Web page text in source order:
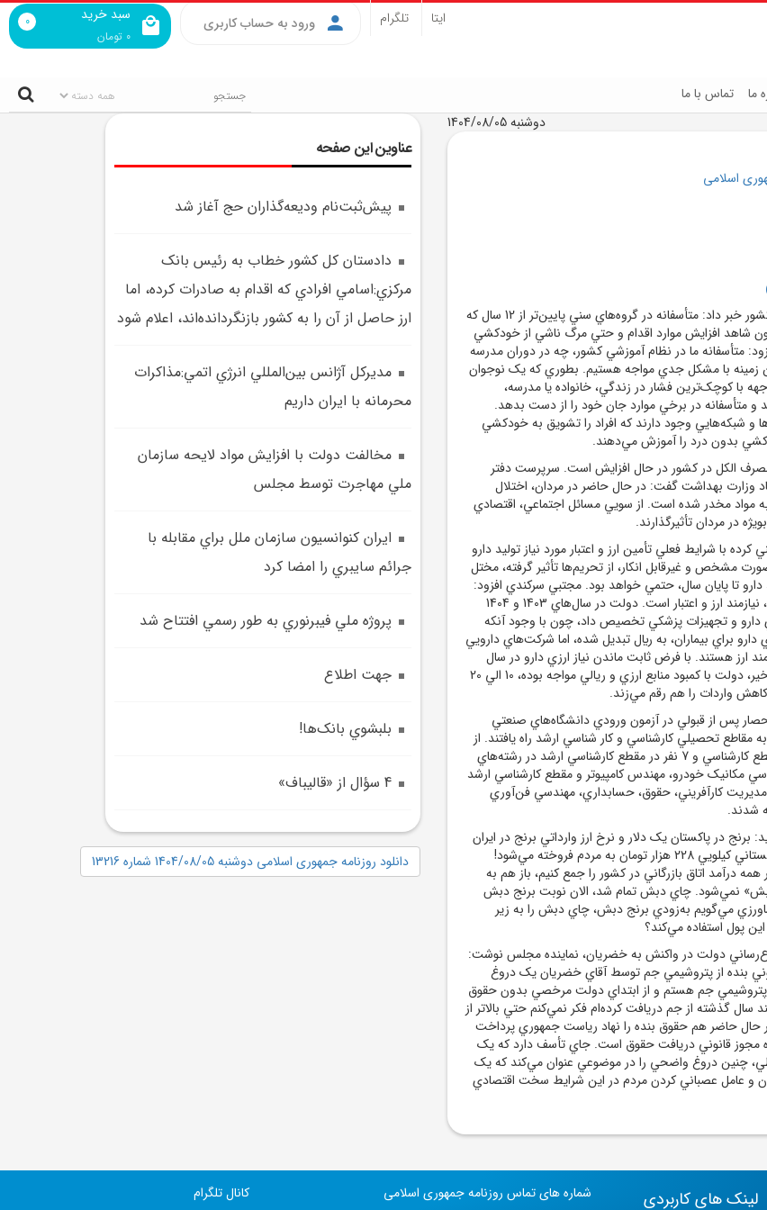
سبد خرید
0 تومان
0 ورود به حساب کاربری ایتا تلگرام
ما تماس با ما
دوشنبه 1404/08/05
اسلامی
*رئيس سازمان امور اجتماعي کشور خبر داد: متأسفانه در گروه‌هاي سني پايين‌تر از 12 سال که
شاهد افزايش موارد اقدام و حتي مرگ ناشي از خودکشي
متأسفانه ما در نظام آموزشي کشور، چه در دوران مدرسه
زمينه با مشکل جدي مواجه هستيم. بطوري که يک نوجوان
با کوچک‌ترين فشار در زندگي، خانواده يا مدرسه،
و متأسفانه در برخي موارد جان خود را از دست بدهد.
و شبکه‌هايي وجود دارند که افراد را تشويق به خودکشي
بدون درد را آموزش مي‌دهند.
الکل در کشور در حال افزايش است. سرپرست دفتر
وزارت بهداشت گفت: در حال حاضر در مردان، اختلال
به مواد مخدر شده است. از سويي مسائل اجتماعي، اقتصادي
در مردان تأثيرگذارند.
با شرايط فعلي تأمين ارز و اعتبار مورد نياز توليد دارو
مشخص و غيرقابل انکار، از تحريم‌ها تأثير گرفته، مختل
تا پايان سال، حتمي خواهد بود. مجتبي سرکندي افزود:
واردات مواد اوليه و مواد مؤثره، نيازمند ارز و اعتبار است. دولت در سال‌هاي 1403 و 1404
ارز براي دارو و تجهيزات پزشکي تخصيص داد، چون با وجود آنکه
براي بيماران، به ريال تبديل شده، اما شرکت‌هاي دارويي
ارز هستند. با فرض ثابت ماندن نياز ارزي دارو در سال
جاري، از آنجا که طي ماه‌هاي اخير، دولت با کمبود منابع ارزي و ريالي مواجه بوده، 10 الي 20
واردات را هم رقم مي‌زند.
قزلحصار پس از قبولي در آزمون ورودي دانشگاه‌هاي صنعتي
مقاطع تحصيلي کارشناسي و کار شناسي ارشد راه يافتند. از
اين تعداد زنداني، 4 نفر در مقطع کارشناسي و 7 نفر در مقطع کارشناسي ارشد در رشته‌هاي
مکانيک خودرو، مهندس کامپيوتر و مقطع کارشناسي ارشد
کارآفريني، حقوق، حسابداري، مهندسي فن‌آوري
شدند.
در پاکستان يک دلار و نرخ ارز وارداتي برنج در ايران
28500 تومان است اما برنج پاکستاني کيلويي 228 هزار تومان به مردم فروخته مي‌شود!
اتاق بازرگاني در کشور را جمع کنيم، باز هم به
نمي‌شود. چاي دبش تمام شد، الان نوبت برنج دبش
مي‌گويم به‌زودي برنج دبش، چاي دبش را به زير
پول استفاده مي‌کند؟
دولت در واکنش به خضريان، نماينده مجلس نوشت:
حقوق 200 ميليوني بنده از پتروشيمي جم توسط آقاي خضريان يک دروغ
است. از سال 97 در پتروشيمي جم هستم و از ابتداي دولت مرخصي بدون حقوق
سال گذشته از جم دريافت کرده‌ام فکر نمي‌کنم حتي بالاتر از
در حال حاضر هم حقوق بنده را نهاد رياست جمهوري پرداخت
مجوز قانوني دريافت حقوق است. جاي تأسف دارد که يک
چنين دروغ واضحي را در موضوعي عنوان مي‌کند که يک
و عامل عصباني کردن مردم در اين شرايط سخت اقتصادي
عناوین این صفحه
پيش‌ثبت‌نام وديعه‌گذاران حج آغاز شد
دادستان کل کشور خطاب به رئيس بانک
مرکزي:اسامي افرادي که اقدام به صادرات کرده، اما
ارز حاصل از آن را به کشور بازنگردانده‌اند، اعلام شود
مديرکل آژانس بين‌المللي انرژي اتمي:مذاکرات
محرمانه با ايران داريم
مخالفت دولت با افزايش مواد لايحه سازمان
ملي مهاجرت توسط مجلس
ايران کنوانسيون سازمان ملل براي مقابله با
جرائم سايبري را امضا کرد
پروژه ملي فيبرنوري به طور رسمي افتتاح شد
جهت اطلاع
بلبشوي بانک‌ها!
4 سؤال از «قاليباف»
دانلود روزنامه جمهوری اسلامی دوشنبه 1404/08/05 شماره 13216
کانال تلگرام
شماره های تماس روزنامه جمهوری اسلامی
لینک های کاربردی